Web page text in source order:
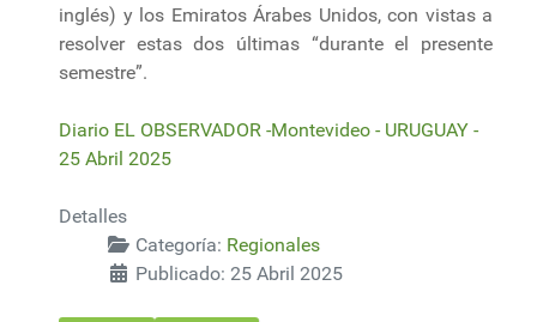
inglés) y los Emiratos Árabes Unidos, con vistas a
resolver estas dos últimas “durante el presente
semestre”.
Diario EL OBSERVADOR -Montevideo - URUGUAY -
25 Abril 2025
Detalles
Categoría: Regionales
Publicado: 25 Abril 2025